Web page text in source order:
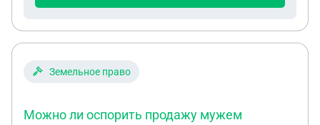
Земельное право
Можно ли оспорить продажу мужем